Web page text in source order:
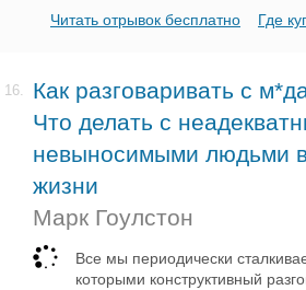
Читать отрывок бесплатно Где
16.
Как разговаривать с
Что делать с
невыносимыми людьми
жизни
Марк Гоулстон
Все мы периодически
которыми конструктивный